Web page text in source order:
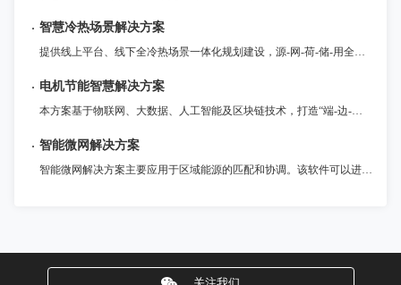
智慧冷热场景解决方案
提供线上平台、线下全冷热场景一体化规划建设，源-网-荷-储-用全环节参与、多能互补应用、横向纵向一体化协调运营的整体解决方案。
电机节能智慧解决方案
本方案基于物联网、大数据、人工智能及区块链技术，打造“端-边-云”协同的电机智慧节能体系，为用户提供安全、智能、高效的电机节能数字化服务。
智能微网解决方案
智能微网解决方案主要应用于区域能源的匹配和协调。该软件可以进行智能配电和储能调度，实现对微电网的全面监控和管理。同时，该软件提供了强大的数据分析和预测功能，帮助用户制定更加科学合理的能源规划和调度方案。海微网—智能微网是建设智慧城市的重要工具，对提高城市能源利用效率和减少环境污染具有重要意义。